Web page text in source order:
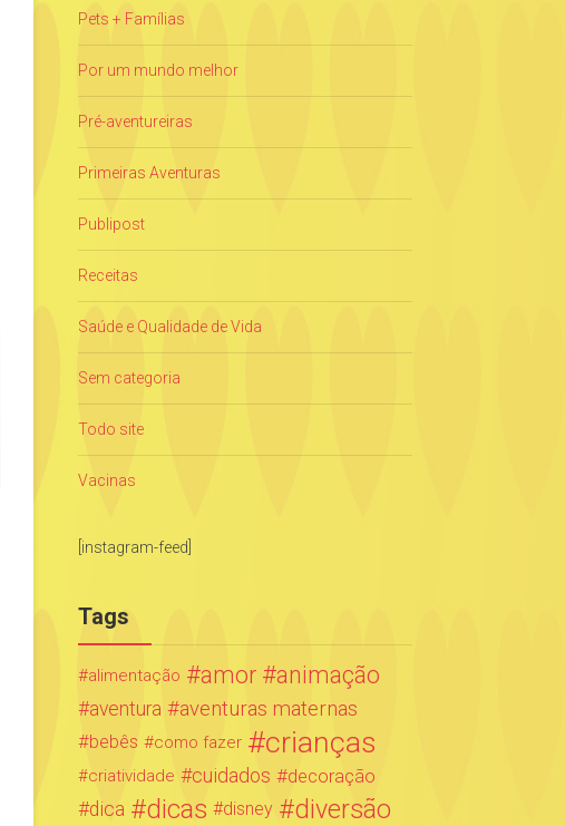
Pets + Famílias
Por um mundo melhor
Pré-aventureiras
Primeiras Aventuras
Publipost
Receitas
Saúde e Qualidade de Vida
Sem categoria
Todo site
Vacinas
[instagram-feed]
Tags
alimentação amor animação
aventura aventuras maternas
bebês como fazer crianças
criatividade cuidados
decoração
dica
dicas disney diversão